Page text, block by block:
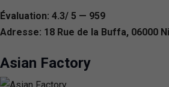
Évaluation: 4.3/ 5 — 959
Adresse: 18 Rue de la Buffa, 06000
Asian Factory